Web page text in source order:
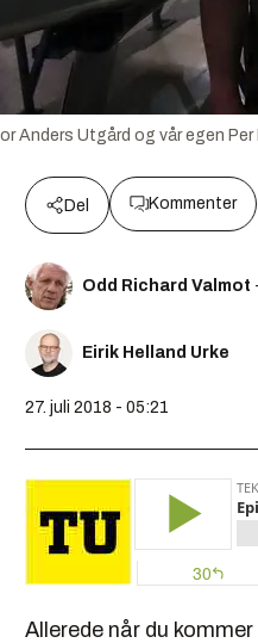
Anders Utgård og vår egen
Del Kommenter
Odd Richard Valmot
Eirik Helland Urke
27. juli 2018 - 05:21
Allerede når du